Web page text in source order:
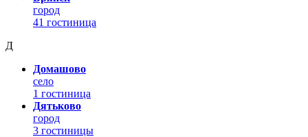
город
41 гостиница
Д
Домашово
село
1 гостиница
Дятьково
город
3 гостиницы